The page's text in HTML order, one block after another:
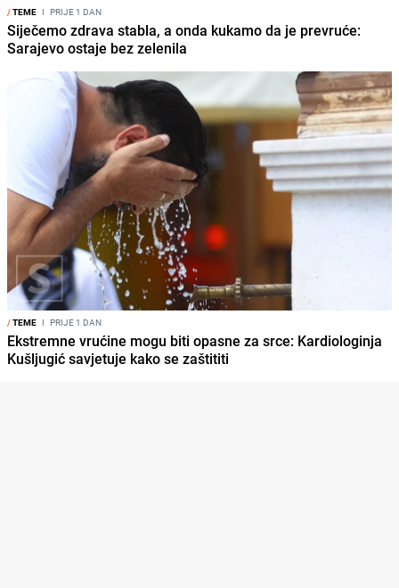
/TEME I PRIJE 1 DAN
Siječemo zdrava stabla, a onda kukamo da je prevruće:
Sarajevo ostaje bez zelenila
/TEME I PRIJE 1 DAN
Ekstremne vrućine mogu biti opasne za srce: Kardiologinja
Kušljugić savjetuje kako se zaštititi